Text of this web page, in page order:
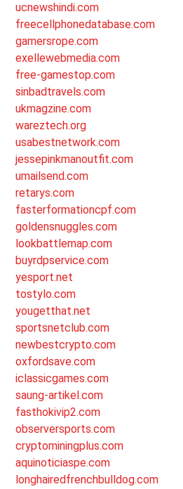
ucnewshindi.com
freecellphonedatabase.com
gamersrope.com
exellewebmedia.com
free-gamestop.com
sinbadtravels.com
ukmagzine.com
wareztech.org
usabestnetwork.com
jessepinkmanoutfit.com
umailsend.com
retarys.com
fasterformationcpf.com
goldensnuggles.com
lookbattlemap.com
buyrdpservice.com
yesport.net
tostylo.com
yougetthat.net
sportsnetclub.com
newbestcrypto.com
oxfordsave.com
iclassicgames.com
saung-artikel.com
fasthokivip2.com
observersports.com
cryptominingplus.com
aquinoticiaspe.com
longhairedfrenchbulldog.com